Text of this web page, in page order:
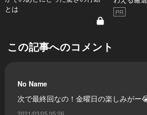
とは
PR
この記事へのコメント
No Name
次で最終回なの！金曜日の楽しみがー